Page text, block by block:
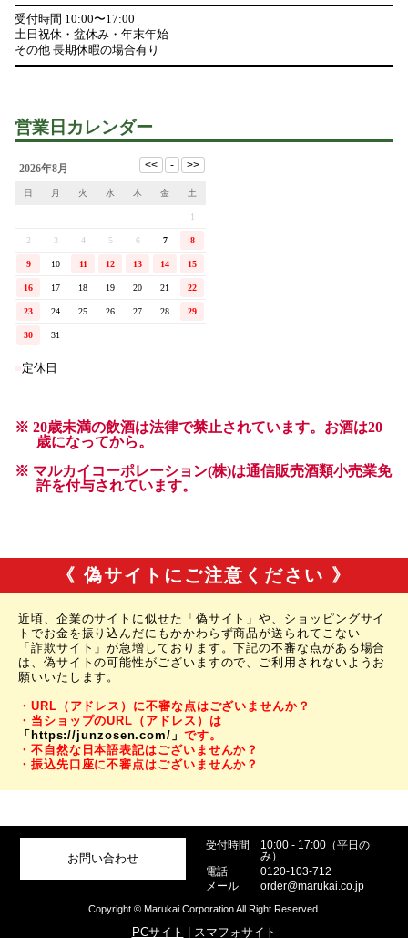
《 偽サイトにご注意ください 》
近頃、企業のサイトに似せた「偽サイト」や、ショッピングサイ
トでお金を振り込んだにもかかわらず商品が送られてこない
「詐欺サイト」が急増しております。下記の不審な点がある場合
は、偽サイトの可能性がございますので、ご利用されないようお
願いいたします。
・URL（アドレス）に不審な点はございませんか？
・当ショップのURL（アドレス）は
「https://junzosen.com/」 です。
・不自然な日本語表記はございませんか？
・振込先口座に不審点はございませんか？
お問い合わせ
受付時間
10:00 - 17:00（平日の
み）
電話
0120-103-712
メール
order@marukai.co.jp
Copyright © Marukai Corporation All Right Reserved.
PCサイト | スマフォサイト